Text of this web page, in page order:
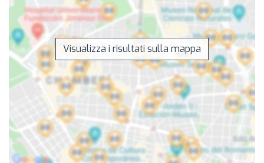
Visualizza i risultati sulla mappa